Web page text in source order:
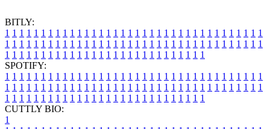
BITLY:
1 1 1 1 1 1 1 1 1 1 1 1 1 1 1 1 1 1 1 1 1 1 1 1 1 1 1 1 1 1 1 1 1 1 1 1
1 1 1 1 1 1 1 1 1 1 1 1 1 1 1 1 1 1 1 1 1 1 1 1 1 1 1 1 1 1 1 1 1 1 1 1
1 1 1 1 1 1 1 1 1 1 1 1 1 1 1 1 1 1 1 1 1 1 1 1 1 1 1 1
SPOTIFY:
1 1 1 1 1 1 1 1 1 1 1 1 1 1 1 1 1 1 1 1 1 1 1 1 1 1 1 1 1 1 1 1 1 1 1 1
1 1 1 1 1 1 1 1 1 1 1 1 1 1 1 1 1 1 1 1 1 1 1 1 1 1 1 1 1 1 1 1 1 1 1 1
1 1 1 1 1 1 1 1 1 1 1 1 1 1 1 1 1 1 1 1 1 1 1 1 1 1 1 1
CUTTLY BIO:
1